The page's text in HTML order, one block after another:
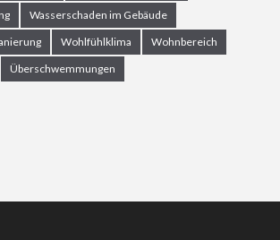
Wasserschaden im Gebäude
Wohlfühlklima
Wohnbereich
Überschwemmungen